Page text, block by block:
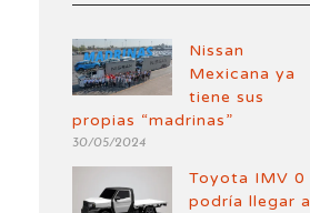
Nissan
Mexicana ya
tiene sus
propias “madrinas”
30/05/2024
Toyota IMV 0
podría llegar a